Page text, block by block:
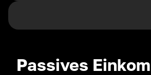
Passives